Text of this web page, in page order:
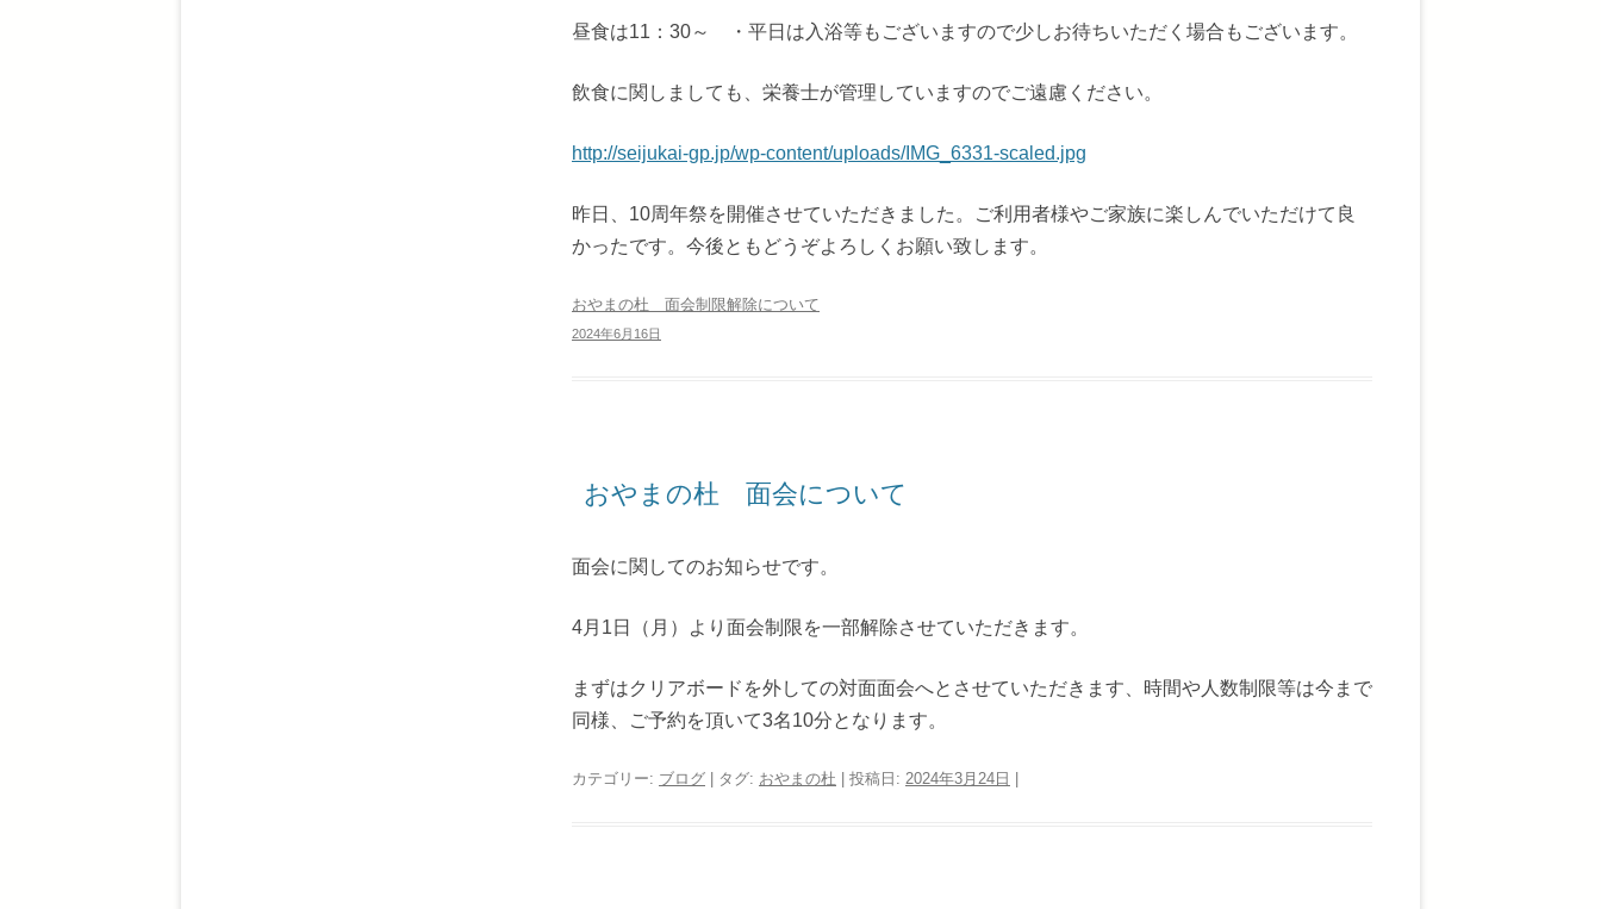
昼食は11：30～ ・平日は入浴等もございますので少しお待ちいただく場合もございます。
飲食に関しましても、栄養士が管理していますのでご遠慮ください。
http://seijukai-gp.jp/wp-content/uploads/IMG_6331-scaled.jpg
昨日、10周年祭を開催させていただきました。ご利用者様やご家族に楽しんでいただけて良
かったです。今後ともどうぞよろしくお願い致します。
おやまの杜 面会制限解除について
2024年6月16日
おやまの杜 面会について
面会に関してのお知らせです。
4月1日（月）より面会制限を一部解除させていただきます。
まずはクリアボードを外しての対面面会へとさせていただきます、時間や人数制限等は今まで
同様、ご予約を頂いて3名10分となります。
カテゴリー: ブログ | タグ: おやまの杜 | 投稿日: 2024年3月24日